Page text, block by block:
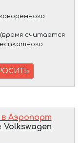
считается
Аэропорт
Volkswagen